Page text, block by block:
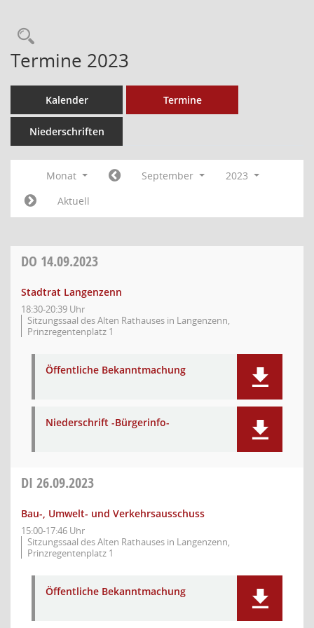
Termine 2023
Kalender Termine
Niederschriften
Monat September
2023
Aktuell
DO 14.09.2023
Stadtrat Langenzenn
18:30-20:39 Uhr
Sitzungssaal des Alten Rathauses in Langenzenn,
Prinzregentenplatz 1
Öffentliche Bekanntmachung
Niederschrift -Bürgerinfo-
DI 26.09.2023
Bau-, Umwelt- und Verkehrsausschuss
15:00-17:46 Uhr
Sitzungssaal des Alten Rathauses in Langenzenn,
Prinzregentenplatz 1
Öffentliche Bekanntmachung